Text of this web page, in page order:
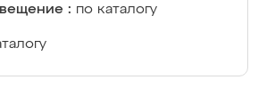
: по каталогу